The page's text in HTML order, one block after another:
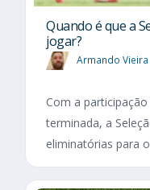
Quando é que a
jogar?
Armando Vieira
Com a
terminada, a
eliminatórias para